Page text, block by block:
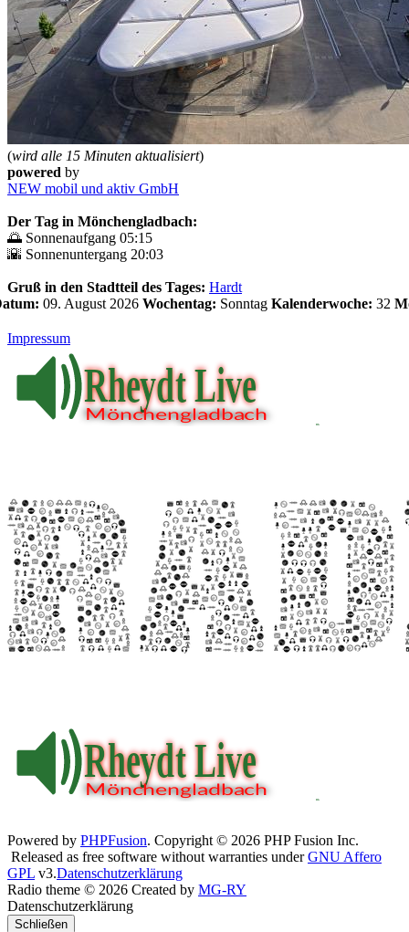
(wird alle 15 Minuten aktualisiert)
powered by
NEW mobil und aktiv GmbH
Der Tag in Mönchengladbach:
🌅 Sonnenaufgang 05:15
🌇 Sonnenuntergang 20:03
Gruß in den Stadtteil des Tages: Hardt
09. August 2026 Wochentag: Sonntag Kalenderwoche: 32
Impressum
Powered by PHPFusion. Copyright © 2026 PHP Fusion Inc.
Released as free software without warranties underGNU Affero
GPL v3.Datenschutzerklärung
Radio theme © 2026 Created by MG-RY
Datenschutzerklärung
Schließen